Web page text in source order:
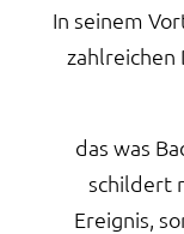
In seinem
zahlreichen
das was
schildert
Ereignis,